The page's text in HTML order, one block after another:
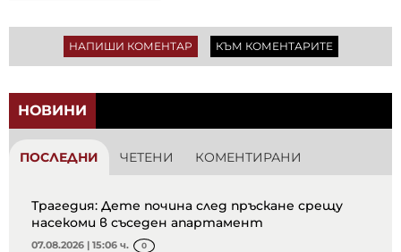
НАПИШИ КОМЕНТАР КЪМ КОМЕНТАРИТЕ
НОВИНИ
ПОСЛЕДНИ ЧЕТЕНИ КОМЕНТИРАНИ
Трагедия: Дете почина след пръскане срещу
насекоми в съседен апартамент
07.08.2026 | 15:06 ч. 0